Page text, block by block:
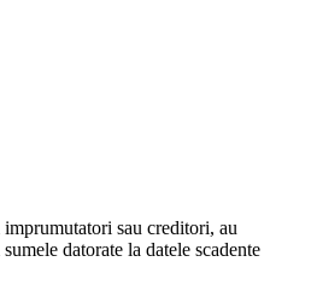
sau creditori, au
datorate la datele scadente